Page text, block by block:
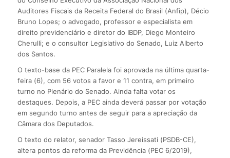
Auditores Fiscais da Receita Federal do Brasil (Anfip), Décio
Bruno Lopes; o advogado, professor e especialista em
direito previdenciário e diretor do IBDP, Diego Monteiro
Cherulli; e o consultor Legislativo do Senado, Luiz Alberto
dos Santos.
O texto-base da PEC Paralela foi aprovada na última quarta-
feira (6), com 56 votos a favor e 11 contra, em primeiro
turno no Plenário do Senado. Ainda falta votar os
destaques. Depois, a PEC ainda deverá passar por votação
em segundo turno antes de seguir para a apreciação da
Câmara dos Deputados.
O texto do relator, senador Tasso Jereissati (PSDB-CE),
altera pontos da reforma da Previdência (PEC 6/2019),